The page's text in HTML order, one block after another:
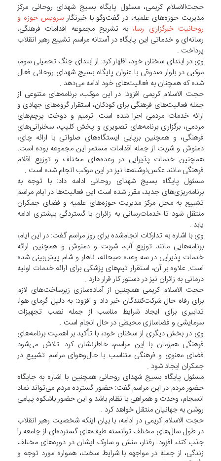
حجت‌الاسلام کریمی، مسئول پایگاه بسیج شهدای روحانی مرکز
مدیریت حوزه‌های علمیه، در گفت‌وگو با خبرنگارسرویس حوزه و
روحانیت خبرگزاری رسا، به تشریح مجموعه اقدامات فرهنگی،
رسانه‌ای و خدماتی این پایگاه در آستانه مراسم تشییع رهبر انقلاب
پرداخت .
وی در ابتدای سخنان خود، اظهار کرد: از ابتدای جنگ تحمیلی سوم،
موکبی در بلوار صدوقی با عنوان پایگاه بسیج شهدای روحانی فعال
شده که همچنان به فعالیت‌های خود ادامه می‌دهد .
حجت الاسلام کریمی افزود: در این موکب، برنامه‌های متنوعی از
جمله فعالیت‌های فرهنگی برای کودکان، استقرار گروه‌های جهادی و
ارائه خدمات مردمی اجرا شده است. ترمیم و دوخت پرچم‌های
مردمی، برگزاری برنامه‌های تصویری و پخش کلیپ، سخنرانی‌های
فرهنگی، و همچنین برپایی ایستگاه‌های صلواتی با ارائه چای،
دمنوش و شربت از جمله اقدامات مستمر این مجموعه بوده است.
همچنین خدمات پذیرایی در وعده‌های مختلف و توزیع اقلام
فرهنگی مانند عکس‌نوشته‌ها نیز در این موکب انجام شده است .
مسئول پایگاه بسیج شهدای روحانی ادامه داد: با توجه به
برنامه‌ریزی‌های جدید، مقرر شده است این فعالیت‌ها در ایام مراسم
تشییع به محل مرکز مدیریت حوزه‌های علمیه و فضای جمکران
منتقل شود تا خدمات‌رسانی به زائران با گستردگی بیشتری ادامه
یابد .
وی با اشاره به تدارکات انجام‌شده برای روز مراسم گفت: در این ایام،
برنامه‌هایی مانند توزیع آب، شربت و دمنوش و همچنین ارائه
خدمات پذیرایی در سه وعده صبحانه، ناهار و شام پیش‌بینی شده
است. علاوه بر آن، استقرار تیم‌های پزشکی برای ارائه خدمات اولیه
درمانی به زائران نیز در دستور کار قرار دارد .
حجت الاسلام کریمی همچنین از آماده‌سازی زیرساخت‌های لازم
برای رفاه حال شرکت‌کنندگان خبر داد و افزود: به دلیل گرمای هوا،
تدابیری برای ایجاد شرایط مناسب از جمله نصب تجهیزات
سرمایشی و فضاسازی محیطی در حال انجام است .
وی در بخش دیگری از سخنان خود، با تأکید بر اهمیت برنامه‌های
فرهنگی هم‌زمان با این مراسم، خاطرنشان کرد: تلاش می‌شود
فضای معنوی و فرهنگی متناسب با حال‌وهوای مراسم تشییع در
جمکران ایجاد شود .
مسئول پایگاه بسیج شهدای روحانی همچنین با اشاره به جایگاه
حضور مردم در این مراسم گفت: حضور گسترده مردم می‌تواند نماد
انسجام، وحدت و همراهی با نظام باشد و این حضور باشکوه پیامی
روشن به جهانیان منتقل خواهد کرد .
حجت الاسلام کریمی در ادامه، با بیان اینکه شخصیت رهبر انقلاب
در طول سال‌های مختلف توانسته طیف‌های گسترده‌ای از جامعه را
جذب کند، افزود: رفتار، منش و سلوک ایشان در دوره‌های مختلف
زندگی، از جمله در مواجهه با شرایط سخت، همواره مورد توجه و